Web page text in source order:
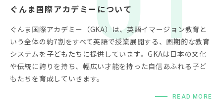
ぐんま国際アカデミーについて
ぐんま国際アカデミー（GKA）は、英語イマージョン教育と
いう全体の約7割をすべて英語で授業展開する、画期的な教育
システムを子どもたちに提供しています。GKAは日本の文化
や伝統に誇りを持ち、幅広い才能を持った自信あふれる子ど
もたちを育成していきます。
READ MORE